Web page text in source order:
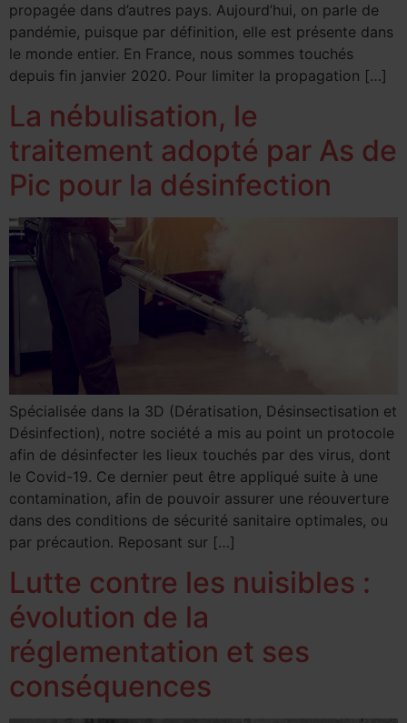
propagée dans d’autres pays. Aujourd’hui, on parle de
pandémie, puisque par définition, elle est présente dans
le monde entier. En France, nous sommes touchés
depuis fin janvier 2020. Pour limiter la propagation […]
La nébulisation, le
traitement adopté par As de
Pic pour la désinfection
Spécialisée dans la 3D (Dératisation, Désinsectisation et
Désinfection), notre société a mis au point un protocole
afin de désinfecter les lieux touchés par des virus, dont
le Covid-19. Ce dernier peut être appliqué suite à une
contamination, afin de pouvoir assurer une réouverture
dans des conditions de sécurité sanitaire optimales, ou
par précaution. Reposant sur […]
Lutte contre les nuisibles :
évolution de la
réglementation et ses
conséquences